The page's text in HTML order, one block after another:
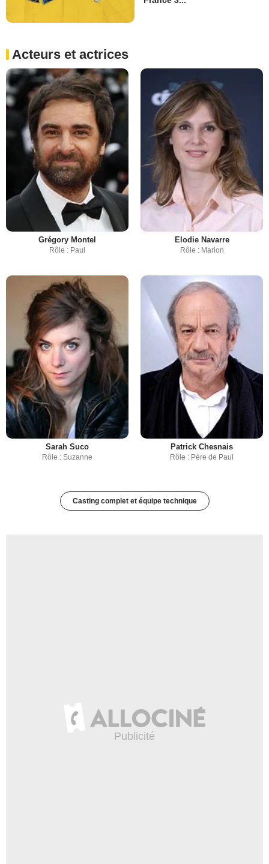
Acteurs et actrices
Grégory Montel
Rôle : Paul
Elodie Navarre
Rôle : Marion
Sarah Suco
Rôle : Suzanne
Patrick Chesnais
Rôle : Père de Paul
Casting complet et équipe technique